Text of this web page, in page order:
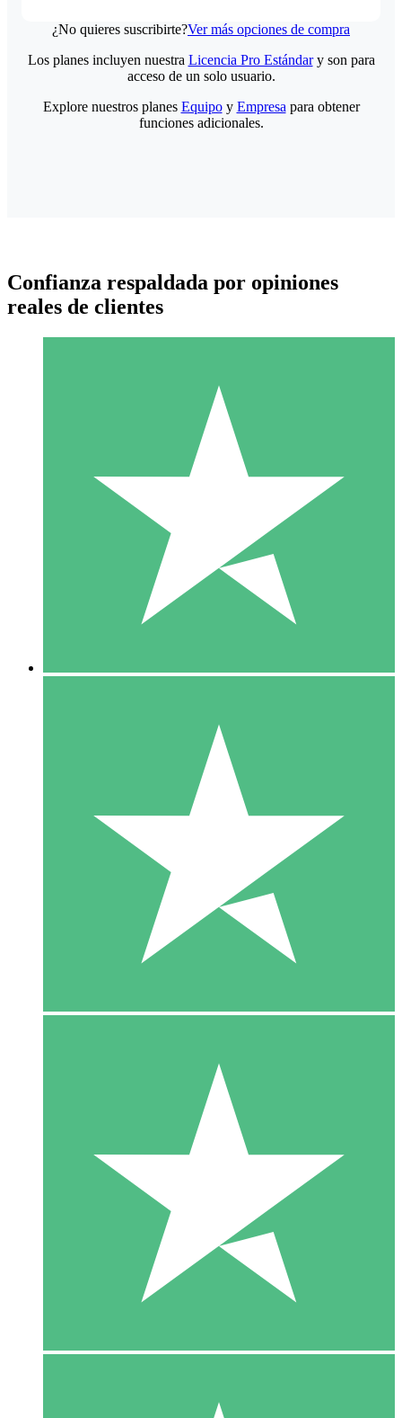
¿No quieres suscribirte?Ver más opciones de compra
Paquetes de Créditos Individuales
Paga según el uso con créditos de descarga. Sin compromiso
10 00
10 Descargas
20 00
Los planes incluyen nuestra Licencia Pro Estándary son para
acceso de un solo usuario.
Explore nuestros planes Equipoy Empresa para obtener
funciones adicionales.
Confianza respaldada por opiniones
reales de clientes